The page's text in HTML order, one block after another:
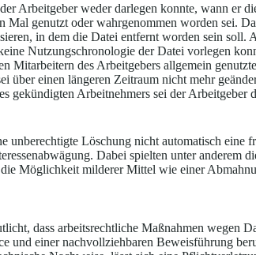
Arbeitgeber weder darlegen konnte, wann er
Mal genutzt oder wahrgenommen worden sei.
in dem die Datei entfernt worden sein soll.
Nutzungschronologie der Datei vorlegen
Mitarbeitern des Arbeitgebers allgemein
über einen längeren Zeitraum nicht mehr
gekündigten Arbeitnehmers sei der Arbeitgeber
unberechtigte Löschung nicht automatisch eine
Dabei spielten unter anderem
Möglichkeit milderer Mittel wie einer
dass arbeitsrechtliche Maßnahmen wegen
und einer nachvollziehbaren Beweisführung